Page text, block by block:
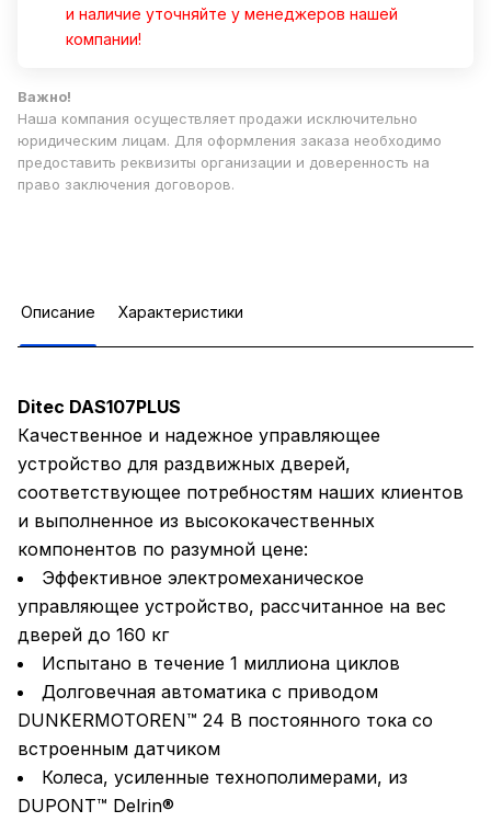
и наличие уточняйте у менеджеров нашей
компании!
Важно!
Наша компания осуществляет продажи исключительно
юридическим лицам. Для оформления заказа необходимо
предоставить реквизиты организации и доверенность на
право заключения договоров.
Описание Характеристики
Ditec DAS107PLUS
Качественное и надежное управляющее
устройство для раздвижных дверей,
соответствующее потребностям наших клиентов
и выполненное из высококачественных
компонентов по разумной цене:
Эффективное электромеханическое
управляющее устройство, рассчитанное на вес
дверей до 160 кг
Испытано в течение 1 миллиона циклов
Долговечная автоматика с приводом
DUNKERMOTOREN™ 24 В постоянного тока со
встроенным датчиком
Колеса, усиленные технополимерами, из
DUPONT™ Delrin®